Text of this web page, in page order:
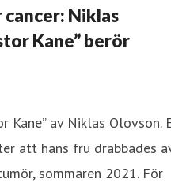
cancer: Niklas
Kane” berör
Kane” av Niklas Olovson.
att hans fru drabbades
sommaren 2021. För